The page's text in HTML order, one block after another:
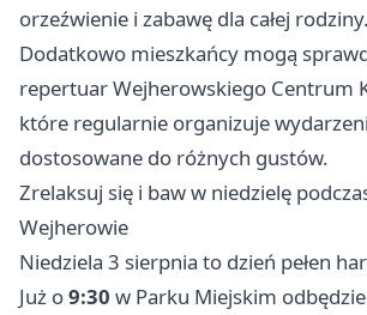
orzeźwienie i zabawę dla całej rodziny.
Dodatkowo mieszkańcy mogą
repertuar Wejherowskiego Centrum
które regularnie organizuje
dostosowane do różnych gustów.
Zrelaksuj się i baw w niedzielę
Wejherowie
Niedziela 3 sierpnia to dzień pełen
Już o9:30 w Parku Miejskim